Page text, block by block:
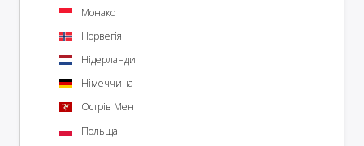
Монако
Норвегія
Нідерланди
Німеччина
Острів Мен
Польща